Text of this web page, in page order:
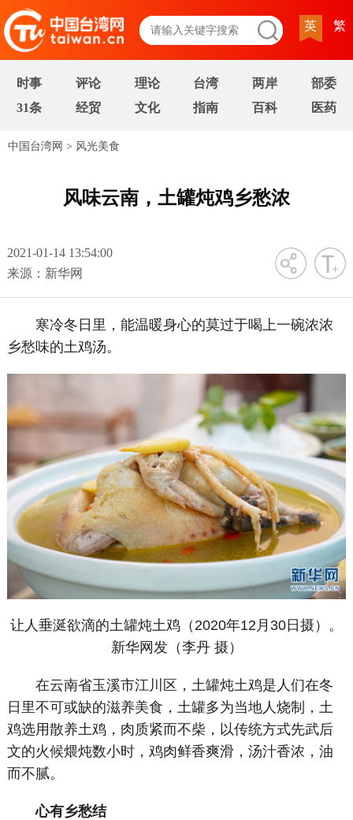
英 繁
时事 评论 理论 台湾 两岸
部委
31条
经贸 文化 指南 百科 医药
中国台湾网 > 风光美食
风味云南，土罐炖鸡乡愁浓
2021-01-14 13:54:00
来源：新华网
字号
寒冷冬日里，能温暖身心的莫过于喝上一碗浓浓
乡愁味的土鸡汤。
让人垂涎欲滴的土罐炖土鸡（2020年12月30日摄）。
新华网发（李丹 摄）
在云南省玉溪市江川区，土罐炖土鸡是人们在冬
日里不可或缺的滋养美食，土罐多为当地人烧制，土
鸡选用散养土鸡，肉质紧而不柴，以传统方式先武后
文的火候煨炖数小时，鸡肉鲜香爽滑，汤汁香浓，油
而不腻。
心有乡愁结